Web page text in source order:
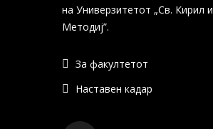
на Универзитетот „Св. Кирил и
Методиј”.
За факултетот
Наставен кадар